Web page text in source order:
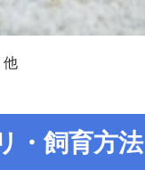
他
・飼育方法